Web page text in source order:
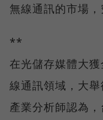
無線通訊的市場，
**
在光儲存媒體大
線通訊領域，大舉
產業分析師認為